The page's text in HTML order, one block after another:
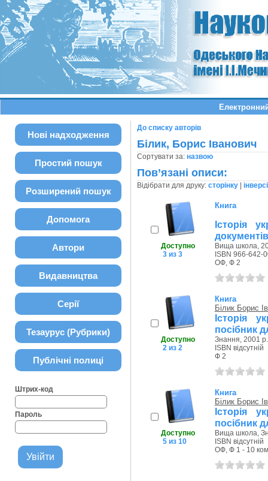
Нові надходження
Простий пошук
Розширений пошук
Допомога
Автори
Видавництва
Серії
Тезаурус (Рубрики)
Публічні полиці
Штрих-код
Пароль
До списку авторів
Білик, Борис Іванович
Сортувати за: назвою
Пов’язані описи:
Відібрати для друку: сторінку|
Доступно
3 из 3
Книга
Історія
документів
Вища школа,
ISBN 966-642-
ОФ, Ф 2
Доступно
2 из 2
Книга
Білик Борис
Історія
посібник
Знання, 2001 р.
ISBN відсутній
Ф 2
Доступно
5 из 10
Книга
Білик Борис
Історія
посібник
Вища школа,
ISBN відсутній
ОФ, Ф 1 - 10